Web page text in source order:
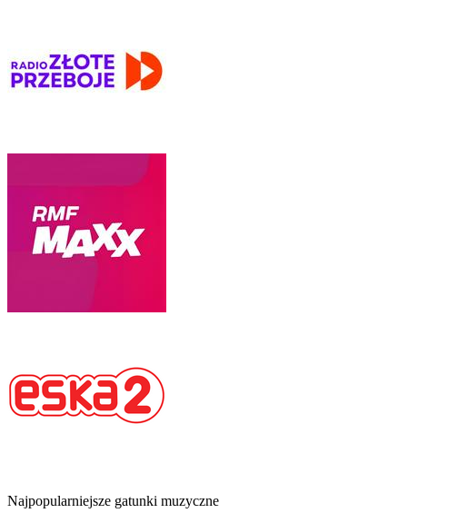
Najpopularniejsze gatunki muzyczne